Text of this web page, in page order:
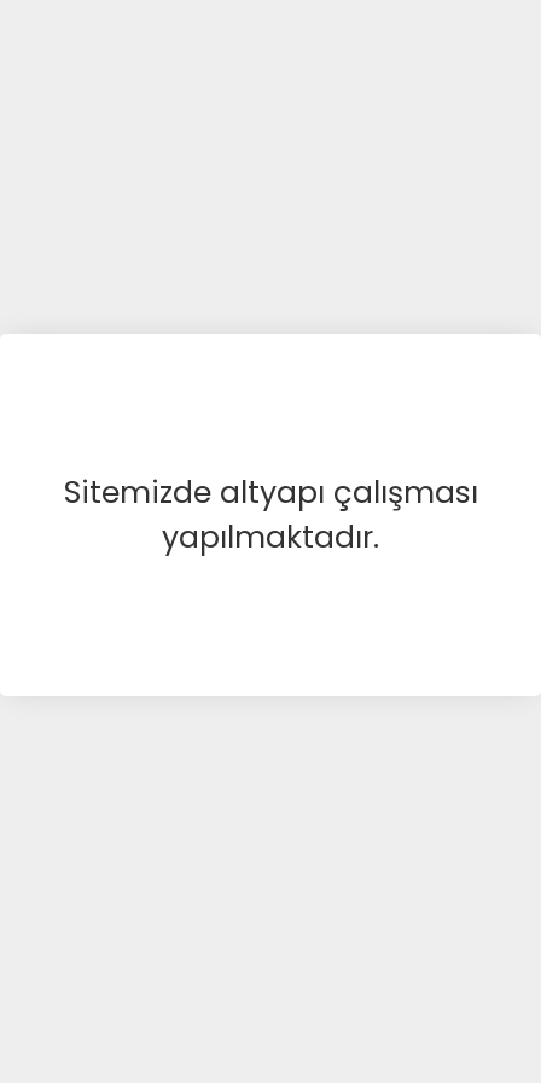
Sitemizde altyapı çalışması
yapılmaktadır.